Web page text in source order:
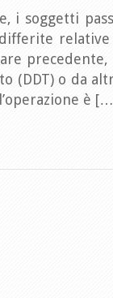
i soggetti
(DDT) o da
è